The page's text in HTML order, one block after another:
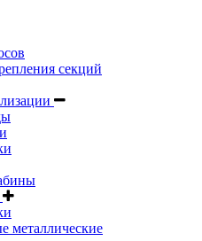
секций
металлические